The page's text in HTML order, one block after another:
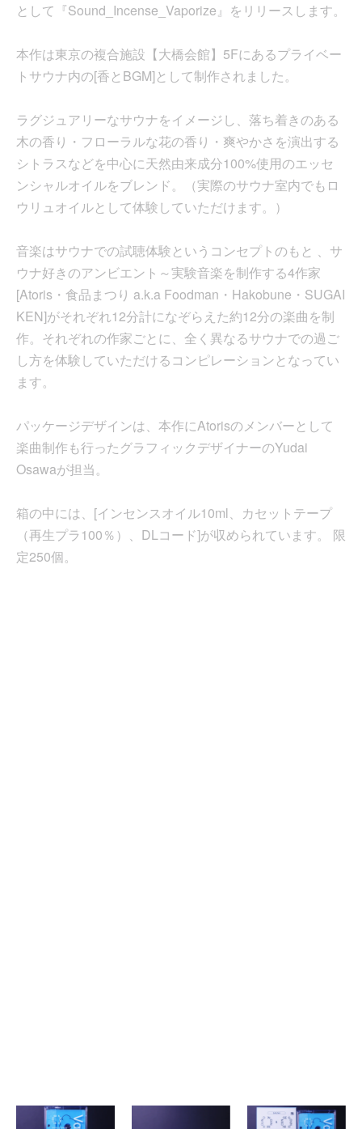
として『Sound_Incense_Vaporize』をリリースします。
本作は東京の複合施設【大橋会館】5Fにあるプライベー
トサウナ内の[香とBGM]として制作されました。
ラグジュアリーなサウナをイメージし、落ち着きのある
木の香り・フローラルな花の香り・爽やかさを演出する
シトラスなどを中心に天然由来成分100%使用のエッセ
ンシャルオイルをブレンド。（実際のサウナ室内でもロ
ウリュオイルとして体験していただけます。）
音楽はサウナでの試聴体験というコンセプトのもと 、サ
ウナ好きのアンビエント～実験音楽を制作する4作家
[Atoris・食品まつり a.k.a Foodman・Hakobune・SUGAI
KEN]がそれぞれ12分計になぞらえた約12分の楽曲を制
作。それぞれの作家ごとに、全く異なるサウナでの過ご
し方を体験していただけるコンピレーションとなってい
ます。
パッケージデザインは、本作にAtorisのメンバーとして
楽曲制作も行ったグラフィックデザイナーのYudai
Osawaが担当。
箱の中には、[インセンスオイル10ml、カセットテープ
（再生プラ100％）、DLコード]が収められています。 限
定250個。